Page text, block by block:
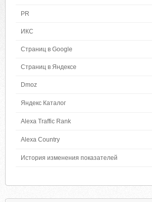
PR
ИКС
Страниц в Google
Страниц в Яндексе
Dmoz
Яндекс Каталог
Alexa Traffic Rank
Alexa Country
История изменения показателей